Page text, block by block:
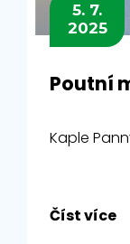
5. 7.
2025
Poutní
Kaple
Číst více